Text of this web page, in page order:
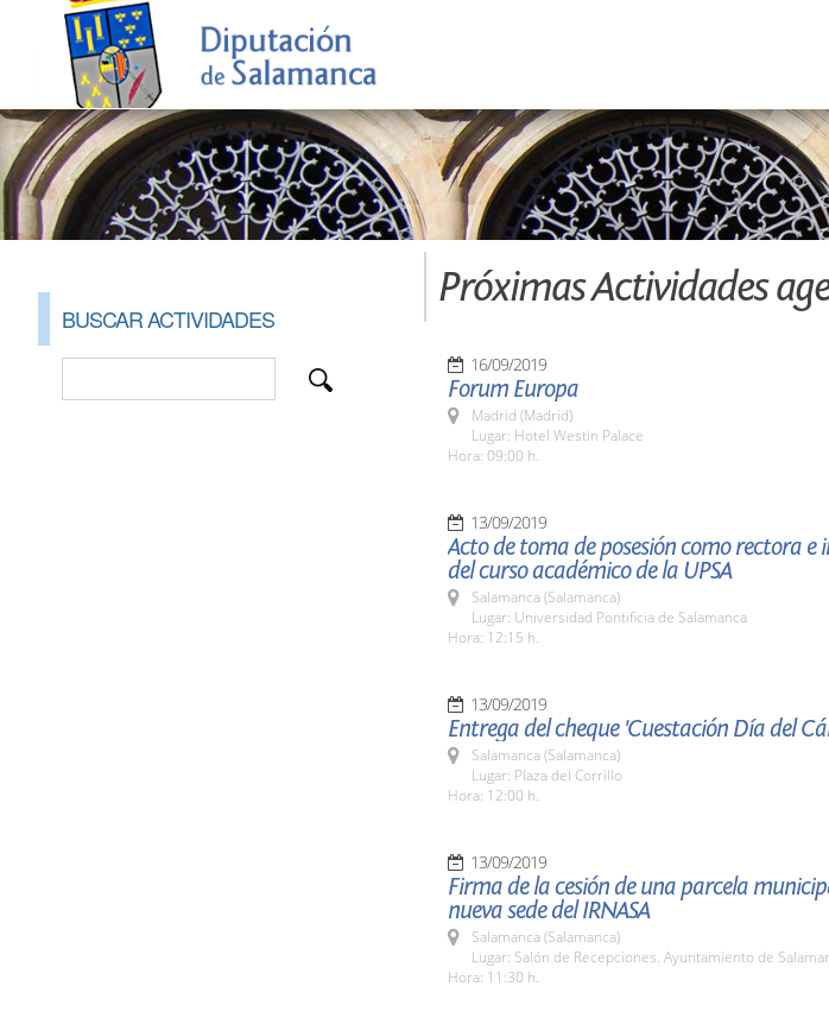
BUSCAR ACTIVIDADES
Próximas Actividades
16/09/2019
Forum Europa
Madrid (Madrid)
Lugar: Hotel Westin Palace
Hora: 09:00 h.
13/09/2019
Acto de toma de posesión como rectora e
del curso académico de la UPSA
Salamanca (Salamanca)
Lugar: Universidad Pontificia de Salamanca
Hora: 12:15 h.
13/09/2019
Entrega del cheque 'Cuestación Día del
Salamanca (Salamanca)
Lugar: Plaza del Corrillo
Hora: 12:00 h.
13/09/2019
Firma de la cesión de una parcela
nueva sede del IRNASA
Salamanca (Salamanca)
Lugar: Salón de Recepciones. Ayuntamiento de
Hora: 11:30 h.